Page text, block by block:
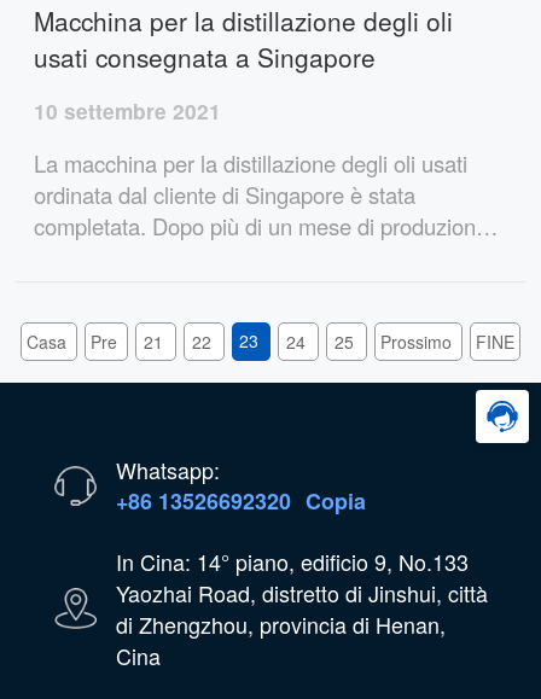
Macchina per la distillazione degli oli
usati consegnata a Singapore
10 settembre 2021
La macchina per la distillazione degli oli usati
ordinata dal cliente di Singapore è stata
completata. Dopo più di un mese di produzione e
traccia attentamente dal prodotto
Casa Pre 21 22 23 24 25 Prossimo FINE
Whatsapp:
+86 13526692320 Copia
In Cina: 14° piano, edificio 9, No.133
Yaozhai Road, distretto di Jinshui, città
di Zhengzhou, provincia di Henan,
Cina